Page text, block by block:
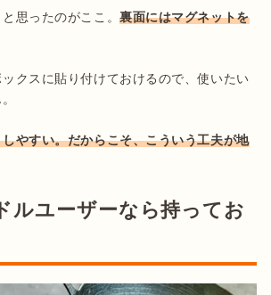
思ったのがここ。裏面にはマグネットを
クスに貼り付けておけるので、使いたい
やすい。だからこそ、こういう工夫が地
ルユーザーなら持ってお